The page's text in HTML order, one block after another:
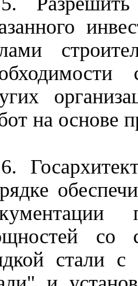
на основе
6.
со
стали с